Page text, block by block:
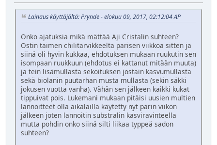
Lainaus käyttäjältä: Prynde - elokuu 09, 2017, 02:12:04 AP
Onko ajatuksia mikä mättää Aji Cristalin suhteen?
Ostin taimen chilitarvikkeelta parisen viikkoa sitten ja
siinä oli hyvin kukkaa, ehdotuksen mukaan ruukutin sen
isompaan ruukkuun (ehdotus ei kattanut mitään muuta)
ja tein lisämullasta sekoituksen jostain kasvumullasta
sekä biolanin puutarhan musta mullasta (sekin säkki
jokusen vuotta vanha). Vähän sen jälkeen kaikki kukat
tippuivat pois. Lukemani mukaan pitäisi uusien multien
lannoitteet olla aikalailla käytetty nyt parin viikon
jälkeen joten lannoitin substralin kasviravinteella
mutta pohdin onko siinä silti liikaa typpeä sadon
suhteen?